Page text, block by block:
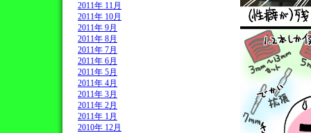
2011年 11月
2011年 10月
2011年 9月
2011年 8月
2011年 7月
2011年 6月
2011年 5月
2011年 4月
2011年 3月
2011年 2月
2011年 1月
2010年 12月